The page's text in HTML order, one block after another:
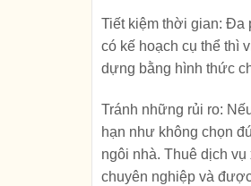
Tiết kiệm thời gian: Đa
có kế hoạch cụ thể thì
dựng bằng hình thức
Tránh những rủi ro:
hạn như không chọn
ngôi nhà. Thuê dịch
chuyên nghiệp và